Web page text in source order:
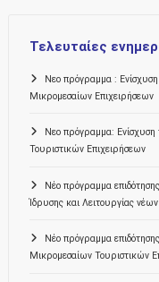
Τελευταίες
Νεο πρόγραμμα :
Μικρομεσαίων Επιχειρήσεων
Νεο πρόγραμμα: Ενίσχυση
Τουριστικών Επιχειρήσεων
Νέο πρόγραμμα
Ίδρυσης και Λειτουργίας
Νέο πρόγραμμα
Μικρομεσαίων Τουριστικών